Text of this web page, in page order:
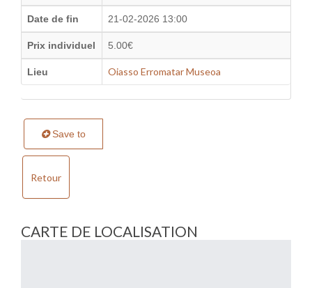
Date de fin 21-02-2026 13:00
Prix individuel 5.00€
Lieu Oiasso Erromatar Museoa
Save to
Retour
CARTE DE LOCALISATION